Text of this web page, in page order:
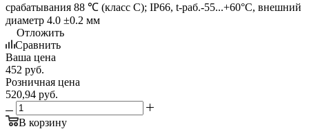
срабатывания 88 ℃ (класс С); IP66, t-раб.-55...+60°C, внешний
диаметр 4.0 ±0.2 мм
Отложить
Сравнить
Ваша цена
452 руб.
Розничная цена
520,94 руб.
В корзину